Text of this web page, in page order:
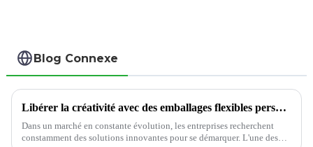
Blog Connexe
Libérer la créativité avec des emballages flexibles personnalisés : une solution durable
Dans un marché en constante évolution, les entreprises recherchent
constamment des solutions innovantes pour se démarquer. L'une des